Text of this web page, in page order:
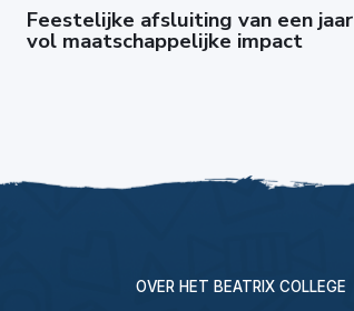
Feestelijke afsluiting van een jaar
vol maatschappelijke impact
OVER HET BEATRIX COLLEGE